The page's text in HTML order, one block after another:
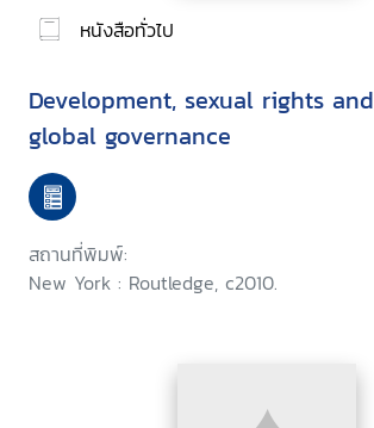
หนังสือทั่วไป
Development, sexual rights and
global governance
สถานที่พิมพ์:
New York : Routledge, c2010.